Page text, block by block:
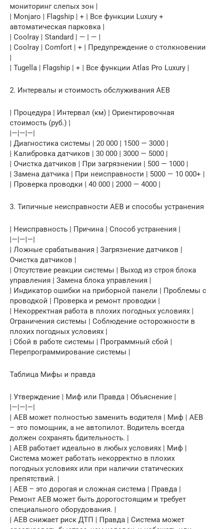
мониторинг слепых зон |
| Monjaro | Flagship | + | Все функции Luxury +
автоматическая парковка |
| Coolray | Standard | — | — |
| Coolray | Comfort | + | Предупреждение о столкновении
| Tugella | Flagship | + | Все функции Atlas Pro Luxury |
2. Интервалы и стоимость обслуживания AEB
| Процедура | Интервал (км) | Ориентировочная
стоимость (руб.) |
|—|—|—|
| Диагностика системы | 20 000 | 1500 — 3000 |
| Калибровка датчиков | 30 000 | 3000 — 5000 |
| Очистка датчиков | При загрязнении | 500 — 1000 |
| Замена датчика | При неисправности | 5000 — 10 000+ |
| Проверка проводки | 40 000 | 2000 — 4000 |
3. Типичные неисправности AEB и способы устранения
| Неисправность | Причина | Способ устранения |
|—|—|—|
| Ложные срабатывания | Загрязнение датчиков |
Очистка датчиков |
| Отсутствие реакции системы | Выход из строя блока
управления | Замена блока управления |
| Индикатор ошибки на приборной панели | Проблемы с
проводкой | Проверка и ремонт проводки |
| Некорректная работа в плохих погодных условиях |
Ограничения системы | Соблюдение осторожности в
плохих погодных условиях |
| Сбой в работе системы | Программный сбой |
Перепрограммирование системы |
Таблица Мифы и правда
| Утверждение | Миф или Правда | Объяснение |
|—|—|—|
| AEB может полностью заменить водителя | Миф | AEB
– это помощник, а не автопилот. Водитель всегда
должен сохранять бдительность. |
| AEB работает идеально в любых условиях | Миф |
Система может работать некорректно в плохих
погодных условиях или при наличии статических
препятствий. |
| AEB – это дорогая и сложная система | Правда |
Ремонт AEB может быть дорогостоящим и требует
специального оборудования. |
| AEB снижает риск ДТП | Правда | Система может